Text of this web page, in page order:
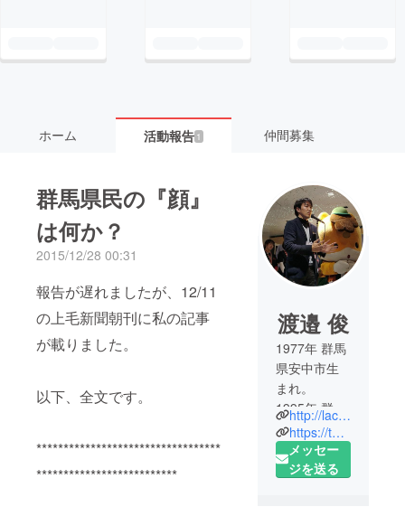
ホーム 活動報告 1 仲間募集
群馬県民の『顔』
は何か？
2015/12/28 00:31
報告が遅れましたが、12/11
の上毛新聞朝刊に私の記事
が載りました。
以下、全文です。
**********************************
**************************
渡邉 俊
1977年 群馬
県安中市生
まれ。
1995年 群馬
県立高崎高
校卒。
2001年 横浜
http://lactivator.net/
https://twitter.com/Lactivator1
メッセー
ジを送る